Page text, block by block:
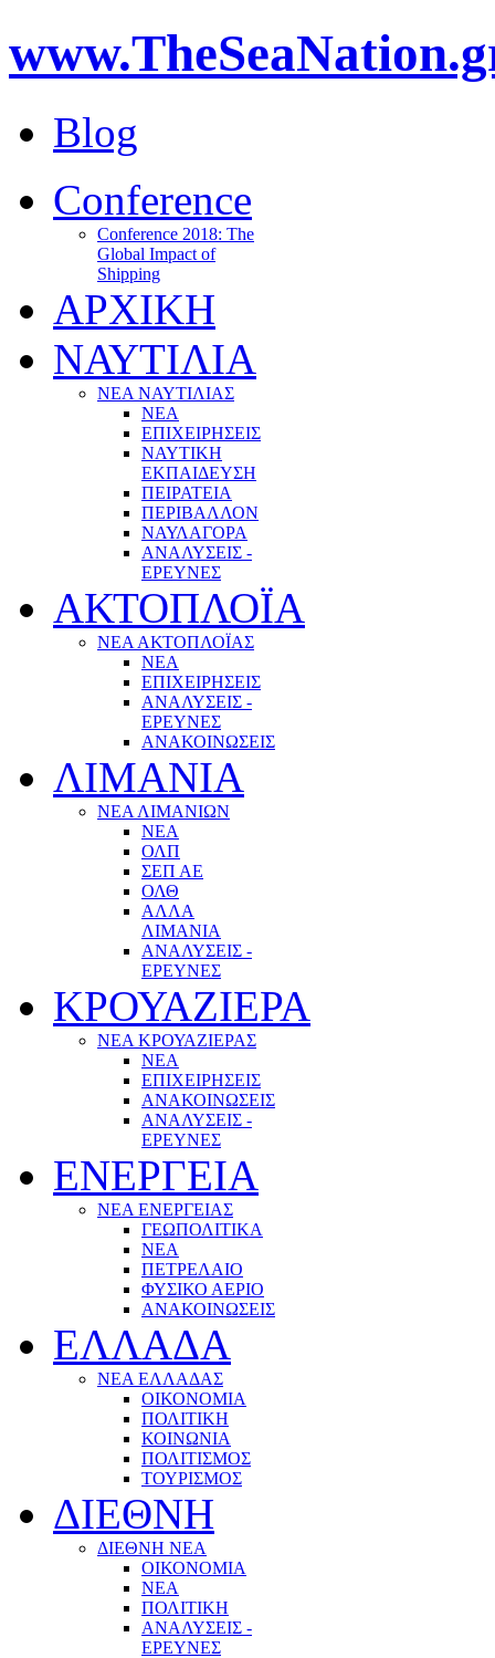
Blog
Conference
Conference 2018: The
Global Impact of
Shipping
ΑΡΧΙΚΗ
ΝΑΥΤΙΛΙΑ
ΝΕΑ ΝΑΥΤΙΛΙΑΣ
ΝΕΑ
ΕΠΙΧΕΙΡΗΣΕΙΣ
ΝΑΥΤΙΚΗ
ΕΚΠΑΙΔΕΥΣΗ
ΠΕΙΡΑΤΕΙΑ
ΠΕΡΙΒΑΛΛΟΝ
ΝΑΥΛΑΓΟΡΑ
ΑΝΑΛΥΣΕΙΣ -
ΕΡΕΥΝΕΣ
ΑΚΤΟΠΛΟΪΑ
ΝΕΑ ΑΚΤΟΠΛΟΪΑΣ
ΝΕΑ
ΕΠΙΧΕΙΡΗΣΕΙΣ
ΑΝΑΛΥΣΕΙΣ -
ΕΡΕΥΝΕΣ
ΑΝΑΚΟΙΝΩΣΕΙΣ
ΛΙΜΑΝΙΑ
ΝΕΑ ΛΙΜΑΝΙΩΝ
ΝΕΑ
ΟΛΠ
ΣΕΠ ΑΕ
ΟΛΘ
ΑΛΛΑ
ΛΙΜΑΝΙΑ
ΑΝΑΛΥΣΕΙΣ -
ΕΡΕΥΝΕΣ
ΚΡΟΥΑΖΙΕΡΑ
ΝΕΑ ΚΡΟΥΑΖΙΕΡΑΣ
NEA
ΕΠΙΧΕΙΡΗΣΕΙΣ
ΑΝΑΚΟΙΝΩΣΕΙΣ
ΑΝΑΛΥΣΕΙΣ -
ΕΡΕΥΝΕΣ
ΕΝΕΡΓΕΙΑ
ΝΕΑ ΕΝΕΡΓΕΙΑΣ
ΓΕΩΠΟΛΙΤΙΚΑ
ΝΕΑ
ΠΕΤΡΕΛΑΙΟ
ΦΥΣΙΚΟ ΑΕΡΙΟ
ΑΝΑΚΟΙΝΩΣΕΙΣ
ΕΛΛΑΔΑ
ΝΕΑ ΕΛΛΑΔΑΣ
ΟΙΚΟΝΟΜΙΑ
ΠΟΛΙΤΙΚΗ
ΚΟΙΝΩΝΙΑ
ΠΟΛΙΤΙΣΜΟΣ
ΤΟΥΡΙΣΜΟΣ
ΔΙΕΘΝΗ
ΔΙΕΘΝΗ ΝΕΑ
ΟΙΚΟΝΟΜΙΑ
ΝΕΑ
ΠΟΛΙΤΙΚΗ
ΑΝΑΛΥΣΕΙΣ -
ΕΡΕΥΝΕΣ